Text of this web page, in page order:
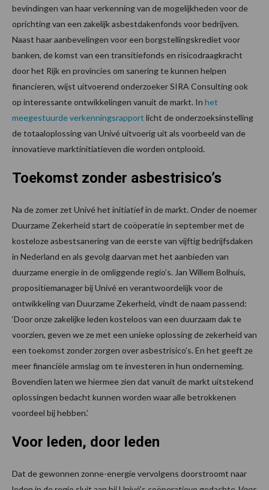
bevindingen van haar verkenning van de mogelijkheden voor de
oprichting van een zakelijk asbestdakenfonds voor bedrijven.
Naast haar aanbevelingen voor een borgstellingskrediet voor
banken, de komst van een transitiefonds en risicodraagkracht
door het Rijk en provincies om sanering te kunnen helpen
financieren, wijst uitvoerend onderzoeker SIRA Consulting ook
op interessante ontwikkelingen vanuit de markt. In het
meegestuurde verkenningsrapport licht de onderzoeksinstelling
de totaaloplossing van Univé uitvoerig uit als voorbeeld van de
innovatieve marktinitiatieven die worden ontplooid.
Toekomst zonder asbestrisico’s
Na de zomer zet Univé het initiatief in de markt. Onder de noemer
Duurzame Zekerheid start de coöperatie in september met de
kosteloze asbestsanering van de eerste van vijftig bedrijfsdaken
in Nederland en als gevolg daarvan met het aanbieden van
duurzame energie in de omliggende regio’s. Jan Willem Bolhuis,
propositiemanager bij Univé en verantwoordelijk voor de
ontwikkeling van Duurzame Zekerheid, vindt de naam passend:
‘Door onze zakelijke leden kosteloos van een duurzaam dak te
voorzien, geven we ze met een unieke oplossing de zekerheid van
een toekomst zonder zorgen over asbestrisico’s. En het geeft ze
meer financiële armslag om te investeren in hun onderneming.
Bovendien laten we hiermee zien dat vanuit de markt uitstekend
oplossingen bedacht kunnen worden waar alle betrokkenen
voordeel bij hebben.’
Voor leden, door leden
Dat de gewonnen zonne-energie vervolgens doorstroomt naar